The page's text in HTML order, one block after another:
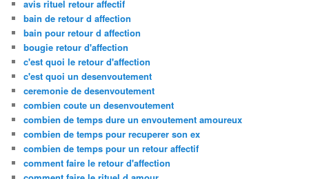
avis rituel retour affectif
bain de retour d affection
bain pour retour d affection
bougie retour d'affection
c'est quoi le retour d'affection
c'est quoi un desenvoutement
ceremonie de desenvoutement
combien coute un desenvoutement
combien de temps dure un envoutement amoureux
combien de temps pour recuperer son ex
combien de temps pour un retour affectif
comment faire le retour d'affection